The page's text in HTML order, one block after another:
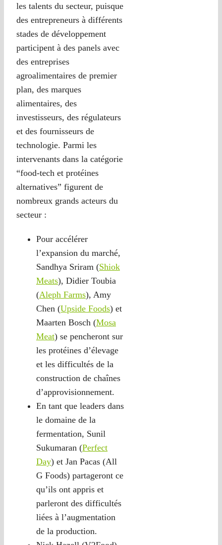
les talents du secteur, puisque
des entrepreneurs à différents
stades de développement
participent à des panels avec
des entreprises
agroalimentaires de premier
plan, des marques
alimentaires, des
investisseurs, des régulateurs
et des fournisseurs de
technologie. Parmi les
intervenants dans la catégorie
“food-tech et protéines
alternatives” figurent de
nombreux grands acteurs du
secteur :
Pour accélérer
l’expansion du marché,
Sandhya Sriram (Shiok
Meats), Didier Toubia
(Aleph Farms), Amy
Chen (Upside Foods) et
Maarten Bosch (Mosa
Meat) se pencheront sur
les protéines d’élevage
et les difficultés de la
construction de chaînes
d’approvisionnement.
En tant que leaders dans
le domaine de la
fermentation, Sunil
Sukumaran (Perfect
Day) et Jan Pacas (All
G Foods) partageront ce
qu’ils ont appris et
parleront des difficultés
liées à l’augmentation
de la production.